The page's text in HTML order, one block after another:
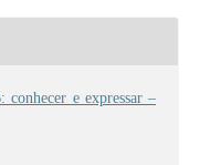
e expressar –